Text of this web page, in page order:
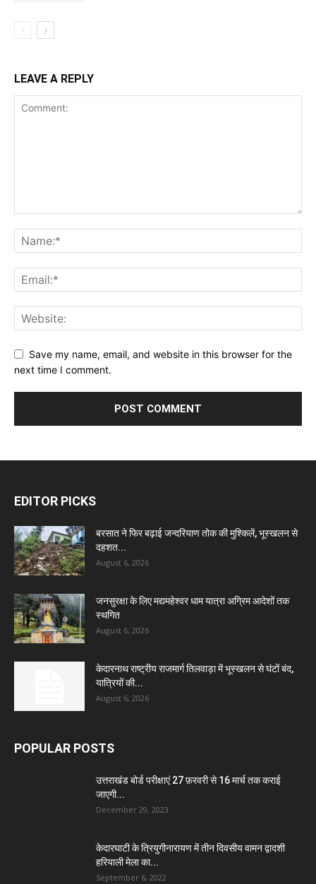
LEAVE A REPLY
Save my name, email, and website in this browser for the
next time I comment.
EDITOR PICKS
बरसात ने फिर बढ़ाई जन्दरियाण तोक की मुश्किलें, भूस्खलन से
दहशत...
August 6, 2026
जनसुरक्षा के लिए मद्यमहेश्वर धाम यात्रा अग्रिम आदेशों तक
स्थगित
August 6, 2026
केदारनाथ राष्ट्रीय राजमार्ग तिलवाड़ा में भूस्खलन से घंटों बंद,
यात्रियों की...
August 6, 2026
POPULAR POSTS
उत्तराखंड बोर्ड परीक्षाएं 27 फ़रवरी से 16 मार्च तक कराई
जाएगी...
December 29, 2023
केदारघाटी के त्रियुगीनारायण में तीन दिवसीय वामन द्वादशी
हरियाली मेला का...
September 6, 2022